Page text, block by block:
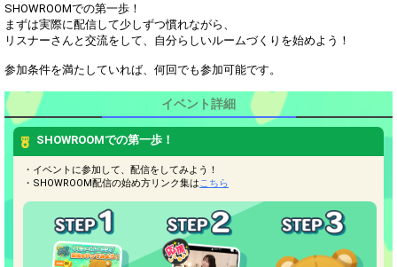
4 100
成！その調子！！
レベル5！！150ポイント達
6 300
7 500
レベル7！！500ポイント達
成！
1000
レベル8！！1000ポイント達
成！
9 2000
成！特典まで後少し！！
3000
レベル10！！3000ポイント達
成！オリジナルトロフィー
GET！！
SHOWROOMでの第一歩！
まずは実際に配信して少しずつ慣れながら、
リスナーさんと交流をして、自分らしいルームづくりを始めよう！
参加条件を満たしていれば、何回でも参加可能です。
イベント詳細
SHOWROOMでの第一歩！
・イベントに参加して、配信をしてみよう！
・SHOWROOM配信の始め方リンク集はこちら